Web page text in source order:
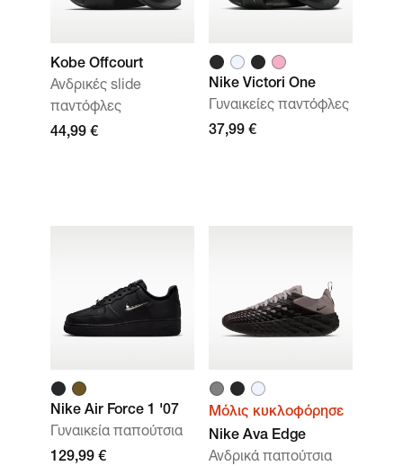
Kobe Offcourt
Ανδρικές slide
παντόφλες
44,99 €
Nike Victori One
Γυναικείες παντόφλες
37,99 €
Nike Air Force 1 '07
Γυναικεία παπούτσια
129,99 €
Μόλις κυκλοφόρησε
Nike Ava Edge
Ανδρικά παπούτσια